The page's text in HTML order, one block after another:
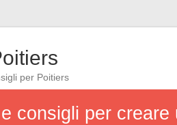
per Poitiers
consigli per